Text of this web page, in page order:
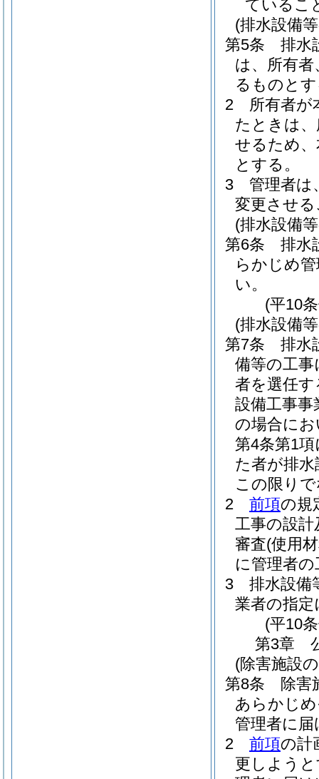
ているこ
(排水設備
第5条
排水
は、所有
るものと
2
所有者が
たときは
せるため
とする。
3
管理者は
変更させ
(排水設備
第6条
排水
らかじめ
い。
(平10
(排水設備
第7条
排水
備等の工
者を選任
設備工事事
の場合に
第4条第1
た者が排
この限り
2
前項の規
工事の設
審査(使用
に管理者
3
排水設備
業者の指
(平10
第3章
(除害施設
第8条
除害
あらかじ
管理者に
2
前項の計
更しよう